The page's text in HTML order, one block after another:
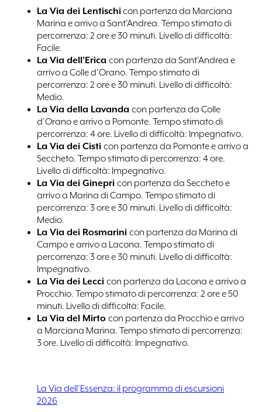
La Via dei Lentischicon partenza da Marciana
Marina e arrivo a Sant’Andrea. Tempo stimato di
percorrenza: 2 ore e 30 minuti. Livello di difficoltà:
Facile.
La Via dell’Erica con partenza da Sant’Andrea e
arrivo a Colle d’Orano. Tempo stimato di
percorrenza: 2 ore e 30 minuti. Livello di difficoltà:
Medio.
La Via della Lavanda con partenza da Colle
d’Orano e arrivo a Pomonte. Tempo stimato di
percorrenza: 4 ore. Livello di difficoltà: Impegnativo.
La Via dei Cisti con partenza da Pomonte e arrivo a
Seccheto. Tempo stimato di percorrenza: 4 ore.
Livello di difficoltà: Impegnativo.
La Via dei Ginepri con partenza da Seccheto e
arrivo a Marina di Campo. Tempo stimato di
percorrenza: 3 ore e 30 minuti. Livello di difficoltà:
Medio.
La Via dei Rosmarini con partenza da Marina di
Campo e arrivo a Lacona. Tempo stimato di
percorrenza: 3 ore e 30 minuti. Livello di difficoltà:
Impegnativo.
La Via dei Lecci con partenza da Lacona e arrivo a
Procchio. Tempo stimato di percorrenza: 2 ore e 50
minuti. Livello di difficoltà: Facile.
La Via del Mirto con partenza da Procchio e arrivo
a Marciana Marina. Tempo stimato di percorrenza:
3 ore. Livello di difficoltà: Impegnativo.
La Via dell’Essenza: il programma di escursioni
2026